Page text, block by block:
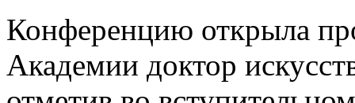
Конференцию открыла
Академии доктор